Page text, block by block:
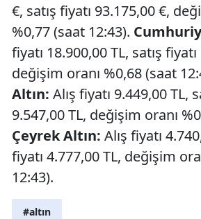
€, satış fiyatı 93.175,00 €,
%0,77 (saat 12:43).
fiyatı 18.900,00 TL, satış
değişim oranı %0,68 (saat
Altın: Alış fiyatı 9.449,00 TL,
9.547,00 TL, değişim oranı
Çeyrek Altın: Alış fiyatı
fiyatı 4.777,00 TL, değişim
12:43).
#altın